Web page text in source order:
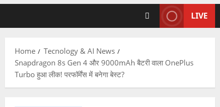
LIVE
Home
Tecnology & AI News
Snapdragon 8s Gen 4 और 9000mAh बैटरी वाला OnePlus
Turbo हुआ लीक! परफॉर्मेंस में बनेगा बेस्ट?